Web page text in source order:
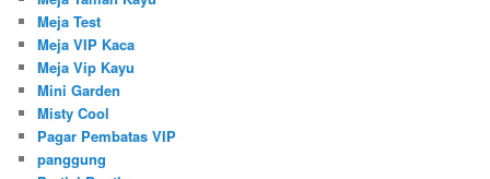
Meja Test
Meja VIP Kaca
Meja Vip Kayu
Mini Garden
Misty Cool
Pagar Pembatas VIP
panggung